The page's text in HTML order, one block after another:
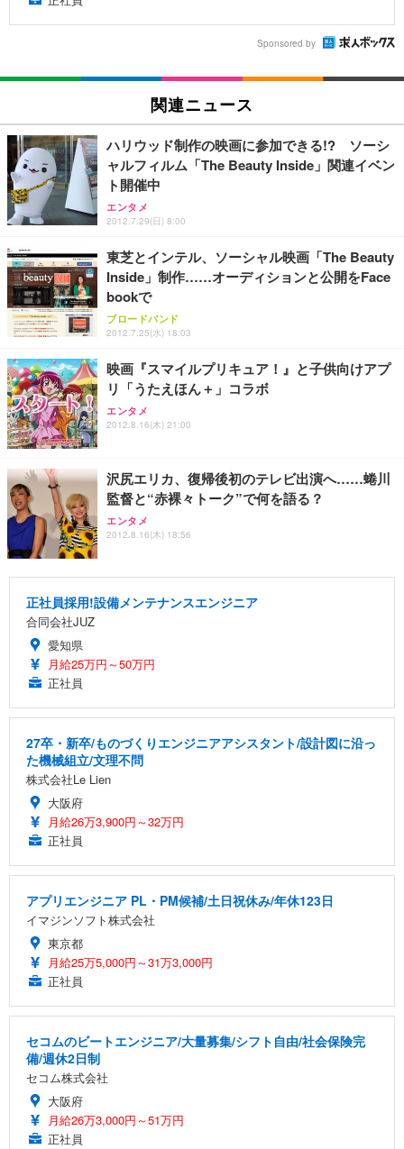
Sponsored by
関連ニュース
ハリウッド制作の映画に参加できる!? ソーシ
ャルフィルム「The Beauty Inside」関連イベン
ト開催中
エンタメ
2012.7.29(日) 8:00
東芝とインテル、ソーシャル映画「The Beauty
Inside」制作……オーディションと公開をFace
bookで
ブロードバンド
2012.7.25(水) 18:03
映画『スマイルプリキュア！』と子供向けアプ
リ「うたえほん＋」コラボ
エンタメ
2012.8.16(木) 21:00
沢尻エリカ、復帰後初のテレビ出演へ……蜷川
監督と“赤裸々トーク”で何を語る？
エンタメ
2012.8.16(木) 18:56
正社員採用!設備メンテナンスエンジニア
合同会社JUZ
愛知県
月給25万円～50万円
正社員
27卒・新卒/ものづくりエンジニアアシスタント/設計図に沿っ
た機械組立/文理不問
株式会社Le Lien
大阪府
月給26万3,900円～32万円
正社員
アプリエンジニア PL・PM候補/土日祝休み/年休123日
イマジンソフト株式会社
東京都
月給25万5,000円～31万3,000円
正社員
セコムのビートエンジニア/大量募集/シフト自由/社会保険完
備/週休2日制
セコム株式会社
大阪府
月給26万3,000円～51万円
正社員